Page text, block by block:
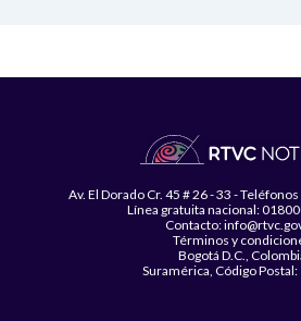
Av. El Dorado Cr. 45 # 26 - 33 -
Línea gratuita nacional:
Contacto:
Términos y
Bogotá D.C.,
Suramérica, Código